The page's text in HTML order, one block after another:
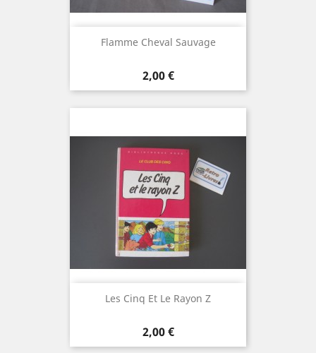
Flamme Cheval Sauvage
Prix
2,00 €
Les Cinq Et Le Rayon Z
Prix
2,00 €